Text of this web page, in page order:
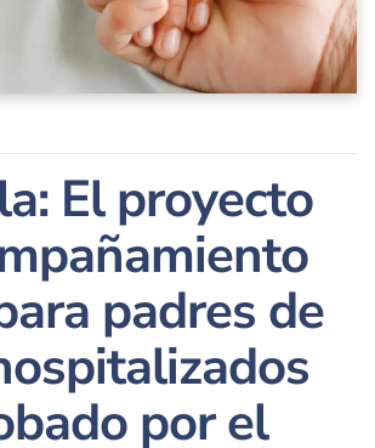
El proyecto
padres de
por el